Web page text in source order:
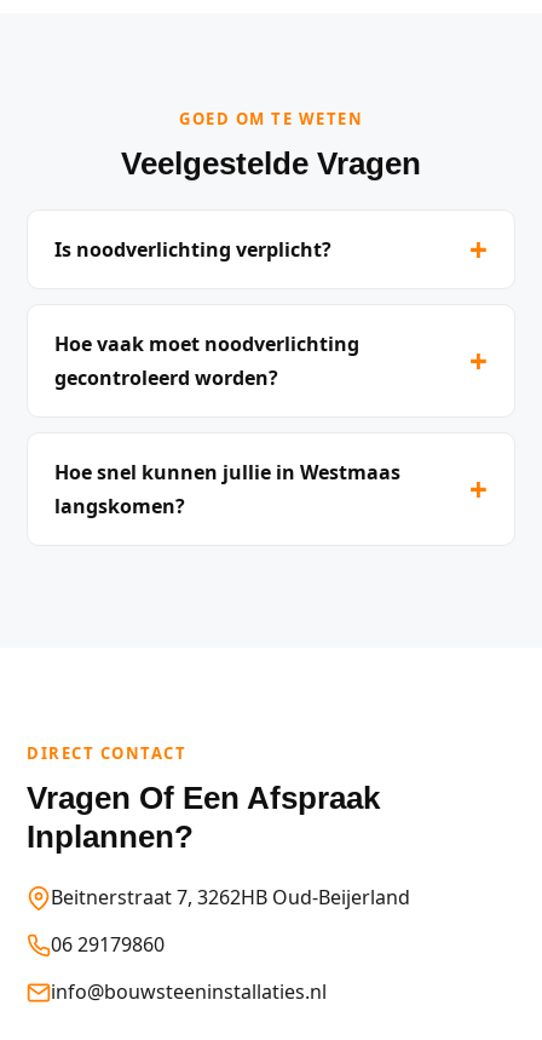
GOED OM TE WETEN
Veelgestelde Vragen
Is noodverlichting verplicht? +
Hoe vaak moet noodverlichting
gecontroleerd worden?
+
Hoe snel kunnen jullie in Westmaas
langskomen?
+
DIRECT CONTACT
Vragen Of Een Afspraak
Inplannen?
Beitnerstraat 7, 3262HB Oud-Beijerland
06 29179860
info@bouwsteeninstallaties.nl